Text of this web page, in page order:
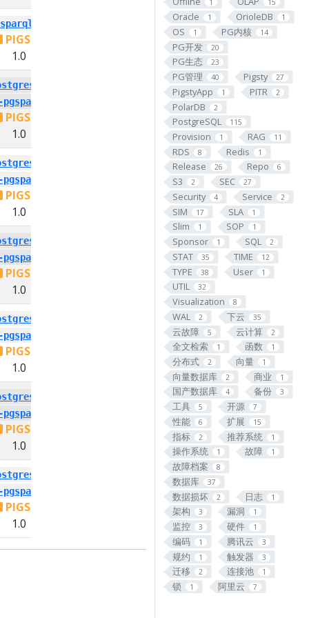
1 15
Oracle 1 OrioleDB 1
OS 1 PG内核 14
PG开发 20
PG生态 23
PG管理 40 Pigsty 27
PigstyApp 1 PITR 2
PolarDB 2
PostgreSQL 115
Provision 1 RAG 11
RDS 8 Redis 1
Release 26 Repo 6
S3 2 SEC 27
Security 4 Service 2
SIM 17 SLA 1
Slim 1 SOP 1
Sponsor 1 SQL 2
STAT 35 TIME 12
TYPE 38 User 1
UTIL 32
Visualization 8
WAL 2 下云 35
云故障 5 云计算 2
全文检索 1 函数 1
分布式 2 向量 1
向量数据库 2 商业 1
国产数据库 4 备份 3
工具 5 开源 7
性能 6 扩展 15
指标 2 推荐系统 1
操作系统 1 故障 1
故障档案 8
数据库 37
数据损坏 2 日志 1
架构 3 漏洞 1
监控 3 硬件 1
编码 1 腾讯云 3
规约 1 触发器 3
迁移 2 连接池 1
锁 1 阿里云 7
PIGSTY
1.0
PIGSTY
1.0
PIGSTY
1.0
PIGSTY
1.0
PIGSTY
1.0
PIGSTY
1.0
PIGSTY
1.0